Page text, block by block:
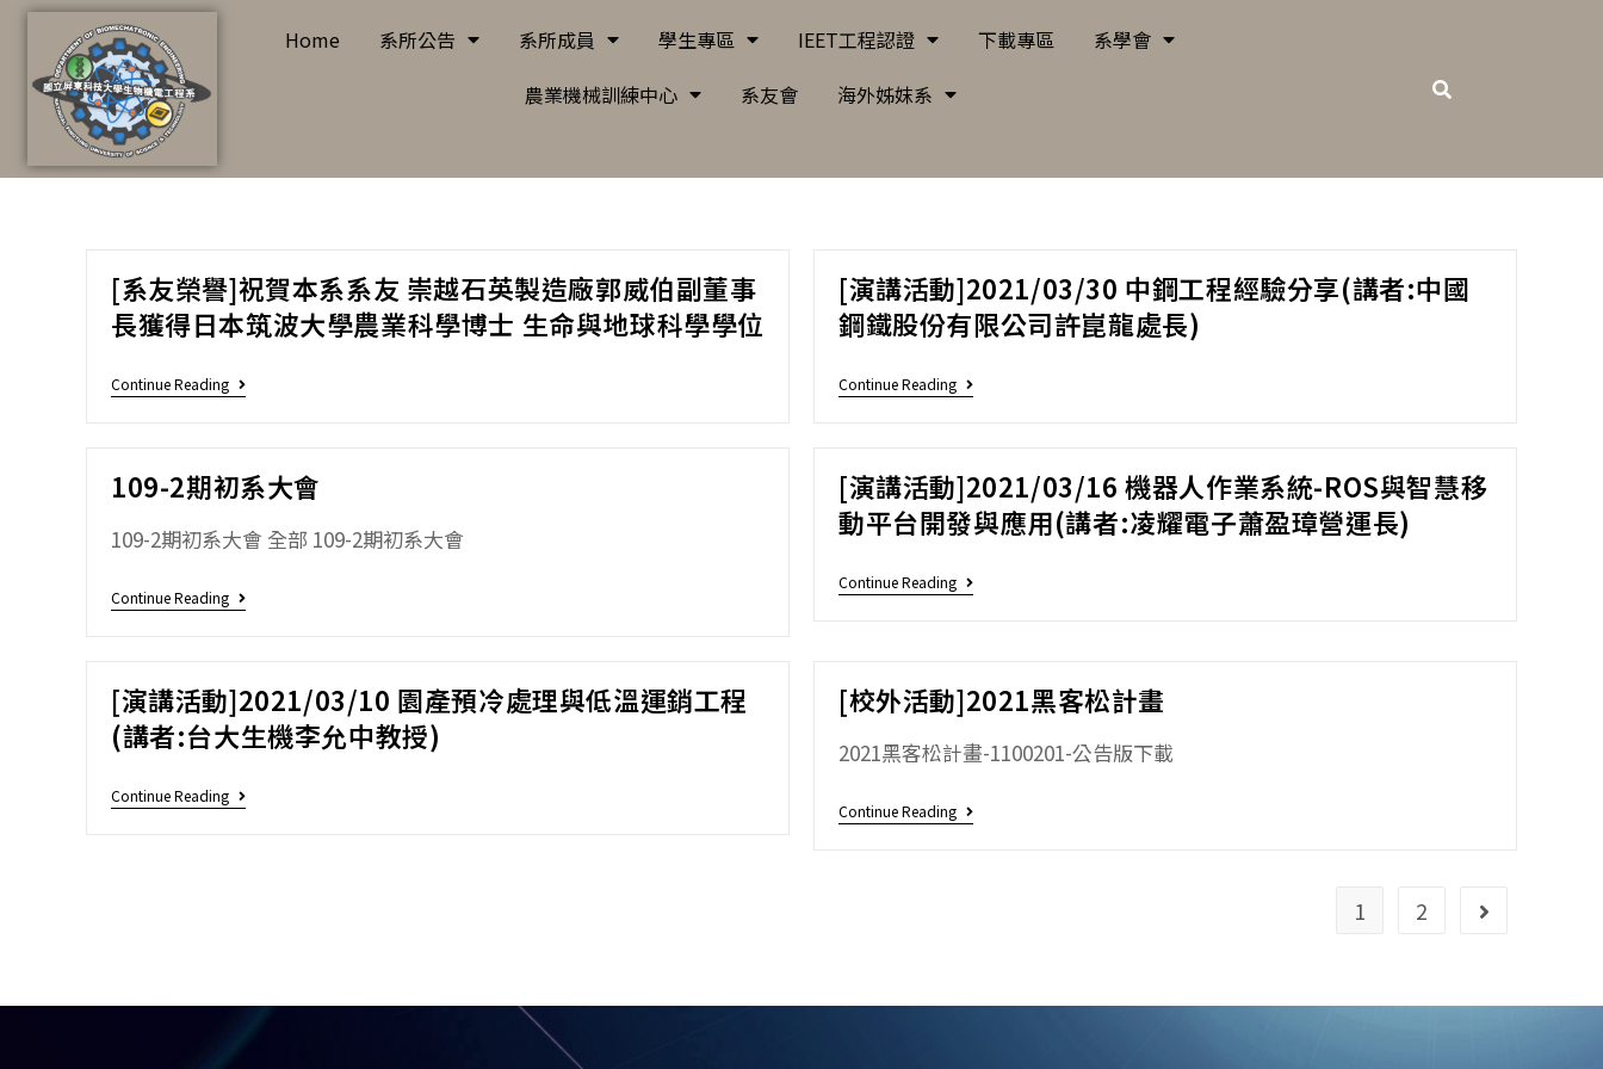
Home 系所公告 系所成員 學生專區 IEET工程認證 下載專區
系學會
農業機械訓練中心
系友會 海外姊妺系
[系友榮譽]祝賀本系系友 崇越石英製造廠郭威伯副董事
長獲得日本筑波大學農業科學博士 生命與地球科學學位
Continue Reading
[演講活動]2021/03/30 中鋼工程經驗分享(講者:中國
鋼鐵股份有限公司許崑龍處長)
Continue Reading
109-2期初系大會
109-2期初系大會 全部 109-2期初系大會
Continue Reading
[演講活動]2021/03/16 機器人作業系統-ROS與智慧移
動平台開發與應用(講者:凌耀電子蕭盈璋營運長)
Continue Reading
[演講活動]2021/03/10 園產預冷處理與低溫運銷工程
(講者:台大生機李允中教授)
Continue Reading
[校外活動]2021黑客松計畫
2021黑客松計畫-1100201-公告版下載
Continue Reading
1 2